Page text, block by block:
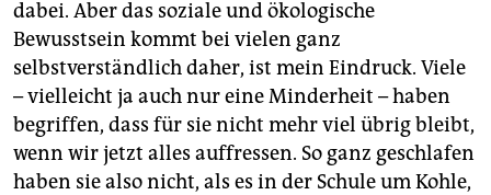
dabei. Aber das soziale und ökologische
Bewusstsein kommt bei vielen ganz
selbstverständlich daher, ist mein Eindruck. Viele
– vielleicht ja auch nur eine Minderheit – haben
begriffen, dass für sie nicht mehr viel übrig bleibt,
wenn wir jetzt alles auffressen. So ganz geschlafen
haben sie also nicht, als es in der Schule um Kohle,